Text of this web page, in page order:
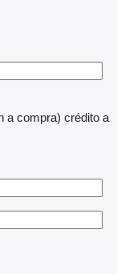
a compra) crédito a